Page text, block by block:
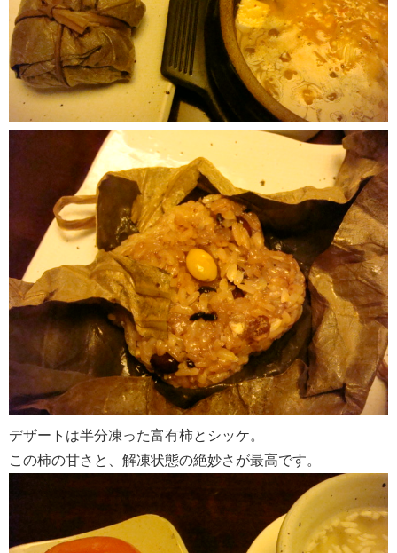
デザートは半分凍った富有柿とシッケ。
この柿の甘さと、解凍状態の絶妙さが最高です。